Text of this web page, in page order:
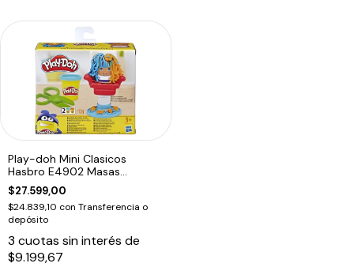
Play-doh Mini Clasicos
Hasbro E4902 Masas
Educando
$27.599,00
$24.839,10 con Transferencia o
depósito
3 cuotas sin interés de
$9.199,67